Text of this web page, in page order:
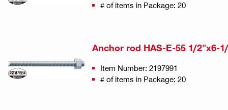
# of items in Package: 20
Anchor rod HAS-E-55 1/2"x6-
Item Number: 2197991
# of items in Package: 20